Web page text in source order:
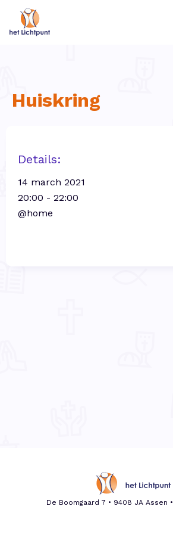
Huiskring
Details:
14 march 2021
20:00 - 22:00
@home
De Boomgaard 7 • 9408 JA Assen •